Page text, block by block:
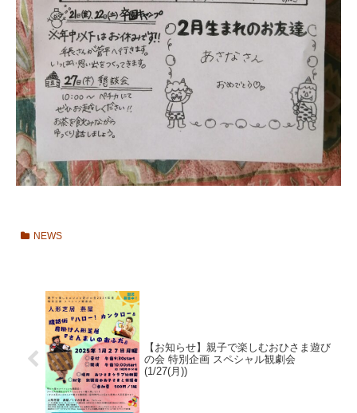
NEWS
【お知らせ】親子で楽しむおひさま遊び
の会 特別企画 スペシャル観劇会
(1/27(月))